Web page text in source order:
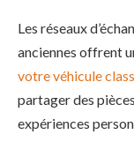
Les réseaux
anciennes offrent
votre véhicule
partager des
expériences